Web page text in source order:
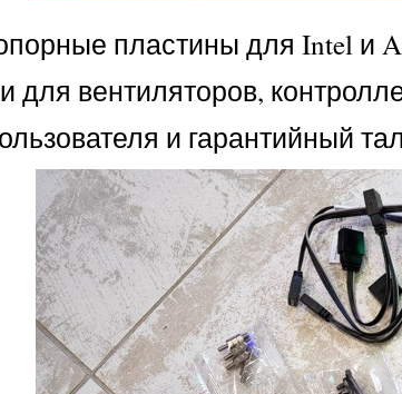
пластины для Intel и
для вентиляторов,
и гарантийный